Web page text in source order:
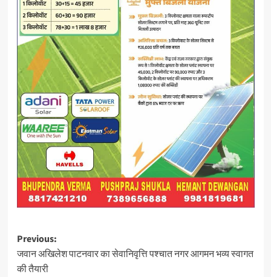
Post
navigation
Previous:
जवान अखिलेश पाटनवार का सेवानिवृत्ति पश्चात नगर आगमन भव्य स्वागत
की तैयारी